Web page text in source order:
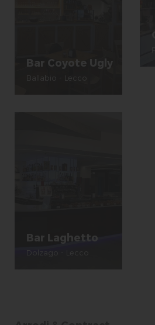
Bar Coyote Ugly
Ballabio - Lecco
Bar Laghetto
Dolzago - Lecco